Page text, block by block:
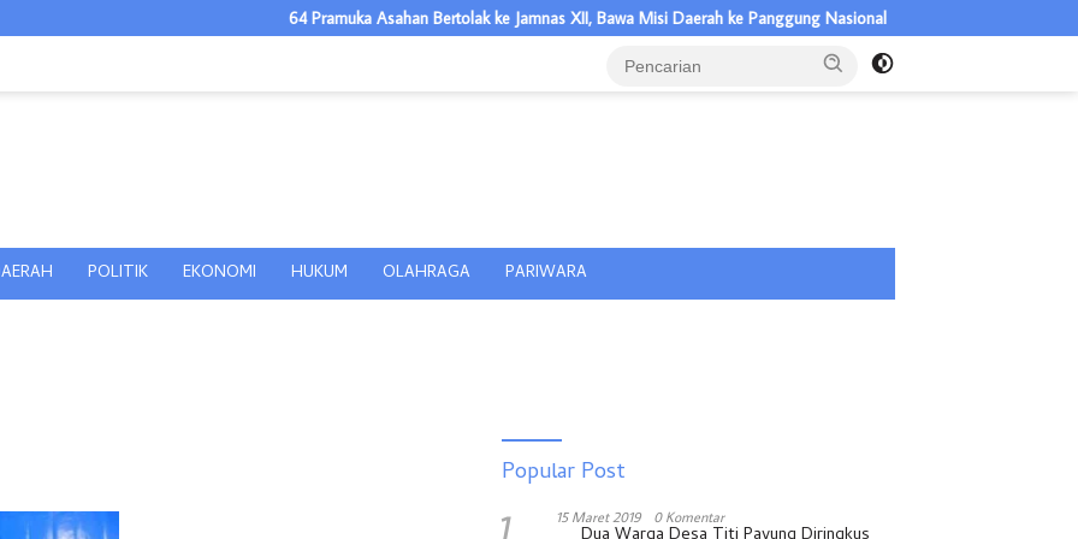
64 Pramuka Asahan Bertolak ke Jamnas XII, Bawa Misi Daerah ke Panggung Nasional
POLITIK EKONOMI HUKUM OLAHRAGA PARIWARA
Popular Post
15 Maret 2019 0 Komentar